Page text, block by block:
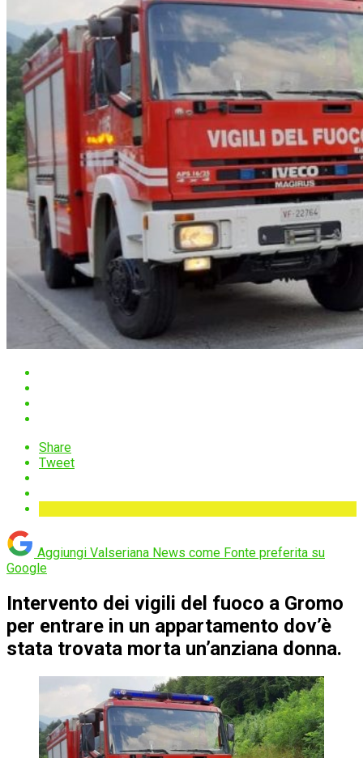
Share
Tweet
Aggiungi Valseriana News come Fonte preferita su
Google
Intervento dei vigili del fuoco a Gromo
per entrare in un appartamento dov’è
stata trovata morta un’anziana donna.